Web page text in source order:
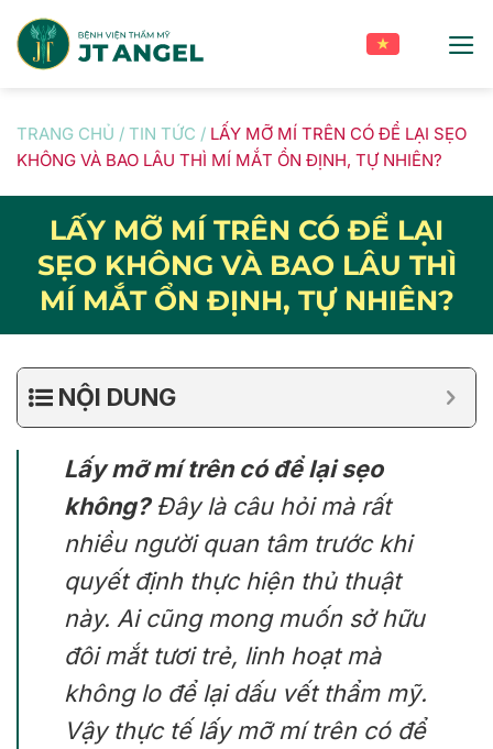
content
TRANG CHỦ / TIN TỨC / LẤY MỠ MÍ TRÊN CÓ ĐỂ LẠI SẸO
KHÔNG VÀ BAO LÂU THÌ MÍ MẮT ỔN ĐỊNH, TỰ NHIÊN?
LẤY MỠ MÍ TRÊN CÓ ĐỂ LẠI
SẸO KHÔNG VÀ BAO LÂU THÌ
MÍ MẮT ỔN ĐỊNH, TỰ NHIÊN?
NỘI DUNG
Lấy mỡ mí trên có để lại sẹo
không?Đây là câu hỏi mà rất
nhiều người quan tâm trước khi
quyết định thực hiện thủ thuật
này. Ai cũng mong muốn sở hữu
đôi mắt tươi trẻ, linh hoạt mà
không lo để lại dấu vết thẩm mỹ.
Vậy thực tế lấy mỡ mí trên có để